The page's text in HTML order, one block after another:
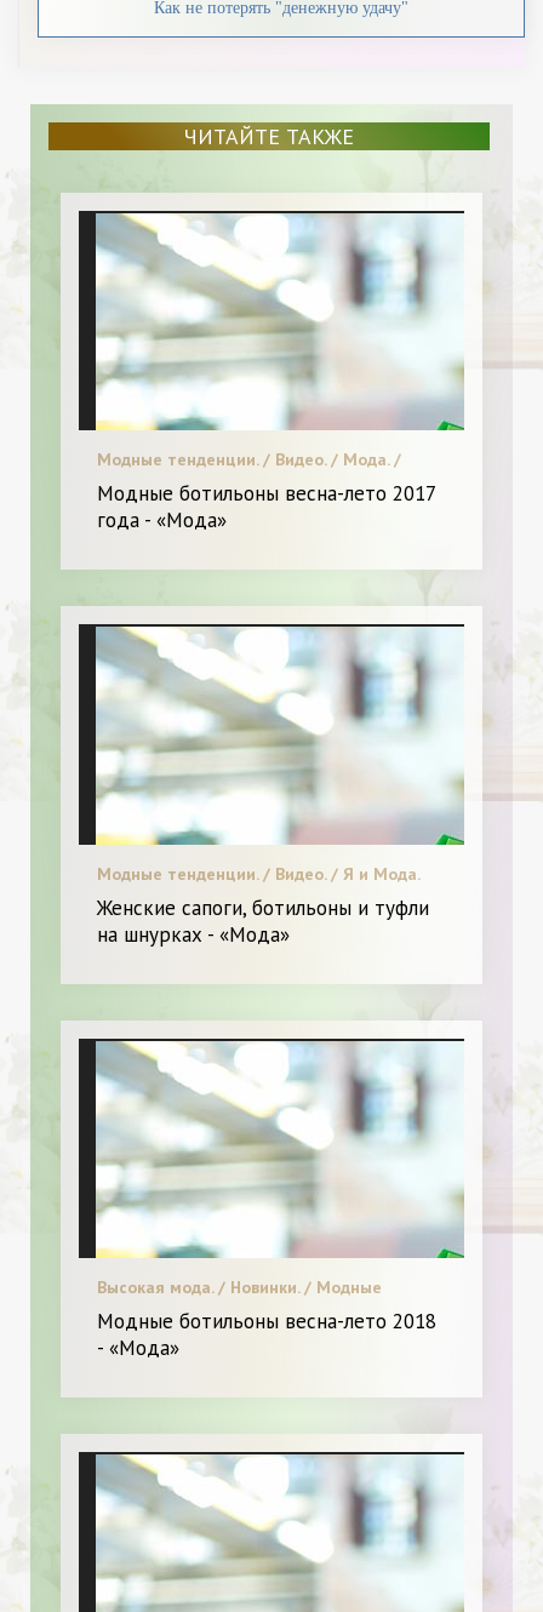
Как не потерять "денежную удачу"
ЧИТАЙТЕ ТАКЖЕ
Модные тенденции. / Видео. / Мода. /
Меняем образ. / Я и Мода.
Модные ботильоны весна-лето 2017
года - «Мода»
Модные тенденции. / Видео. / Я и Мода.
Женские сапоги, ботильоны и туфли
на шнурках - «Мода»
Высокая мода. / Новинки. / Модные
тенденции. / Красота. / Я и Мода.
Модные ботильоны весна-лето 2018
- «Мода»